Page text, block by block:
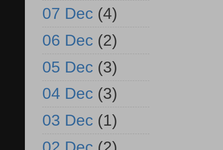
07 Dec (4)
06 Dec (2)
05 Dec (3)
04 Dec (3)
03 Dec (1)